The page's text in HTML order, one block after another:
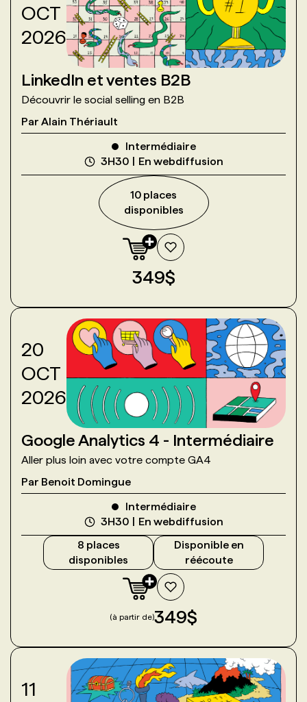
OCT
2026
LinkedIn et ventes B2B
Découvrir le social selling en B2B
Par Alain Thériault
Intermédiaire
3H30
En webdiffusion
10 places
disponibles
349$
20
OCT
2026
Google Analytics 4 - Intermédiaire
Aller plus loin avec votre compte GA4
Par Benoit Domingue
Intermédiaire
3H30
En webdiffusion
8 places
disponibles
Disponible en
réécoute
(à partir de)349$
11